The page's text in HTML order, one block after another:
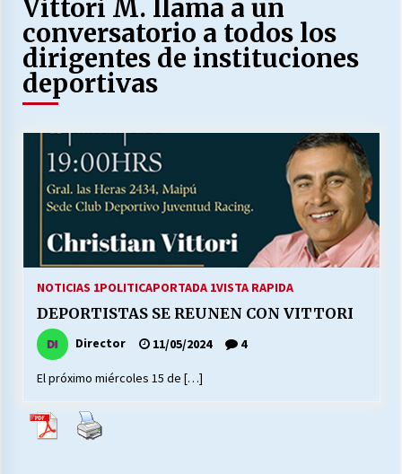
“ORGULLOSOS DE SER DC” SALUDA EL
CUMPLEAÑOS 69
27/07/2026
LABORAL:
13/07/2026
Escuela hospitalaria El Carmen de Maipu.
¿Qué habrían dicho?
23/06/2026
16/06/2026
Vittori M. llama a un
conversatorio a todos los
dirigentes de instituciones
deportivas
NOTICIAS 1POLITICAPORTADA 1VISTA RAPIDA
DEPORTISTAS SE REUNEN CON VITTORI
Director 11/05/2024 4
El próximo miércoles 15 de […]